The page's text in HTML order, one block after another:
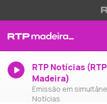
RTP Notícias (RTP
Madeira)
Emissão em
Notícias